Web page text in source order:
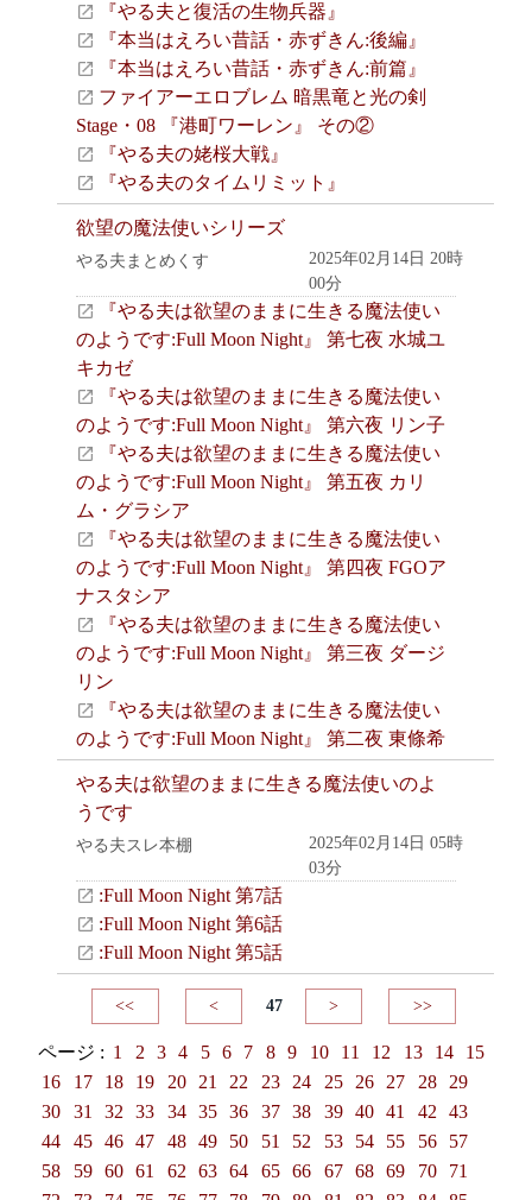
『やる夫と復活の生物兵器』
『本当はえろい昔話・赤ずきん:後編』
『本当はえろい昔話・赤ずきん:前篇』
ファイアーエロブレム 暗黒竜と光の剣
Stage・08 『港町ワーレン』 その②
『やる夫の姥桜大戦』
『やる夫のタイムリミット』
欲望の魔法使いシリーズ
やる夫まとめくす
2025年02月14日 20時
00分
『やる夫は欲望のままに生きる魔法使い
のようです:Full Moon Night』 第七夜 水城ユ
キカゼ
『やる夫は欲望のままに生きる魔法使い
のようです:Full Moon Night』 第六夜 リン子
『やる夫は欲望のままに生きる魔法使い
のようです:Full Moon Night』 第五夜 カリ
ム・グラシア
『やる夫は欲望のままに生きる魔法使い
のようです:Full Moon Night』 第四夜 FGOア
ナスタシア
『やる夫は欲望のままに生きる魔法使い
のようです:Full Moon Night』 第三夜 ダージ
リン
『やる夫は欲望のままに生きる魔法使い
のようです:Full Moon Night』 第二夜 東條希
やる夫は欲望のままに生きる魔法使いのよ
うです
やる夫スレ本棚
2025年02月14日 05時
03分
:Full Moon Night 第7話
:Full Moon Night 第6話
:Full Moon Night 第5話
<< < 47 > >>
ページ : 1 2 3 4 5 6 7 8 9 10 11 12 13 14
15
16
17 18 19 20 21 22 23 24 25 26 27 28
29
30
31 32 33 34 35 36 37 38 39 40 41 42
43
44
45 46 47 48 49 50 51 52 53 54 55 56
57
58
59 60 61 62 63 64 65 66 67 68 69 70
71